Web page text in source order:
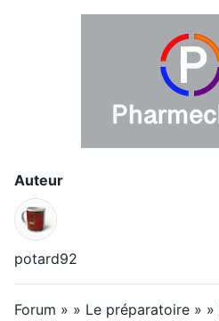
Auteur
potard92
Forum » » Le préparatoire » »